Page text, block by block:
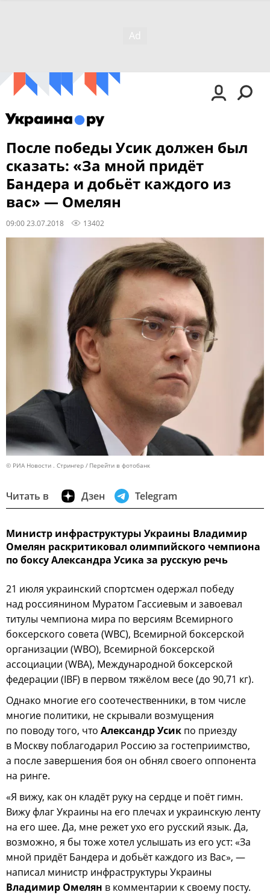
После победы Усик должен был
сказать: «За мной придёт
Бандера и добьёт каждого из
вас» — Омелян
09:00 23.07.2018 13402
© РИА Новости . Стрингер Перейти в фотобанк
Читать в Дзен Telegram
Министр инфраструктуры Украины Владимир
Омелян раскритиковал олимпийского чемпиона
по боксу Александра Усика за русскую речь
21 июля украинский спортсмен одержал победу
над россиянином Муратом Гассиевым и завоевал
титулы чемпиона мира по версиям Всемирного
боксерского совета (WBC), Всемирной боксерской
организации (WBO), Всемирной боксерской
ассоциации (WBA), Международной боксерской
федерации (IBF) в первом тяжёлом весе (до 90,71 кг).
Однако многие его соотечественники, в том числе
многие политики, не скрывали возмущения
по поводу того, что Александр Усик по приезду
в Москву поблагодарил Россию за гостеприимство,
а после завершения боя он обнял своего оппонента
на ринге.
«Я вижу, как он кладёт руку на сердце и поёт гимн.
Вижу флаг Украины на его плечах и украинскую ленту
на его шее. Да, мне режет ухо его русский язык. Да,
возможно, я бы тоже хотел услышать из его уст: «За
мной придёт Бандера и добьёт каждого из Вас», —
написал министр инфраструктуры Украины
Владимир Омелян в комментарии к своему посту.